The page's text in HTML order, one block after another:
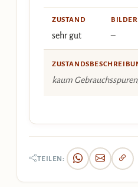
ZUSTAND
sehr gut
BILDER
–
kaum
TEILEN: